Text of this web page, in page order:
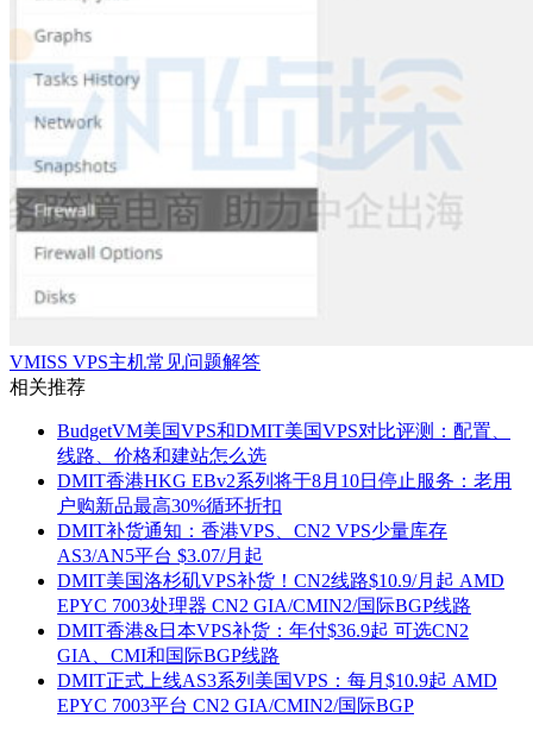
VMISS VPS主机常见问题解答
相关推荐
BudgetVM美国VPS和DMIT美国VPS对比评测：配置、
线路、价格和建站怎么选
DMIT香港HKG EBv2系列将于8月10日停止服务：老用
户购新品最高30%循环折扣
DMIT补货通知：香港VPS、CN2 VPS少量库存
AS3/AN5平台 $3.07/月起
DMIT美国洛杉矶VPS补货！CN2线路$10.9/月起 AMD
EPYC 7003处理器 CN2 GIA/CMIN2/国际BGP线路
DMIT香港&日本VPS补货：年付$36.9起 可选CN2
GIA、CMI和国际BGP线路
DMIT正式上线AS3系列美国VPS：每月$10.9起 AMD
EPYC 7003平台 CN2 GIA/CMIN2/国际BGP